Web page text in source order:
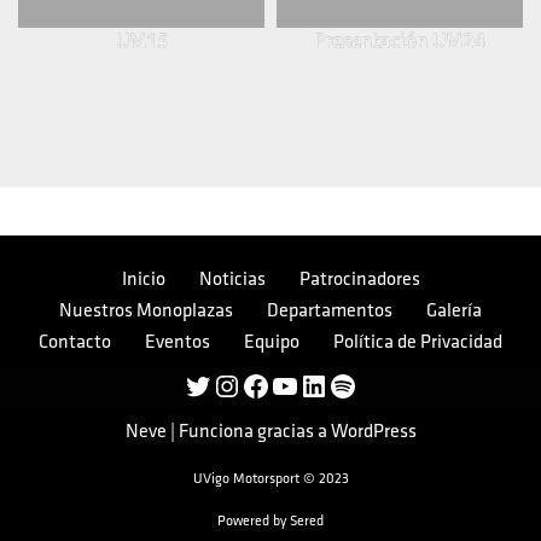
UM15 Presentación UM24
Inicio Noticias
Patrocinadores
Nuestros Monoplazas
Departamentos
Galería
Contacto
Eventos Equipo Política de Privacidad
Neve | Funciona gracias a WordPress
UVigo Motorsport © 2023
Powered bySered